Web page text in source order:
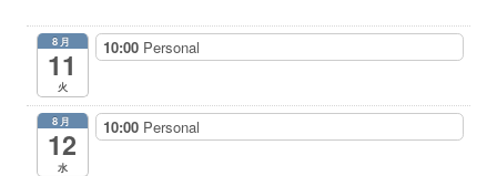
ョ
ン
ド
バ
8月
11
火
10:00 Personal
8月
12
水
10:00 Personal